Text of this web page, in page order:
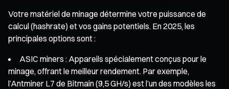
Votre matériel de minage détermine votre puissance de
calcul (hashrate) et vos gains potentiels. En 2025, les
principales options sont :
ASIC miners : Appareils spécialement conçus pour le
minage, offrant le meilleur rendement. Par exemple,
l’Antminer L7 de Bitmain (9,5 GH/s) est l’un des modèles les